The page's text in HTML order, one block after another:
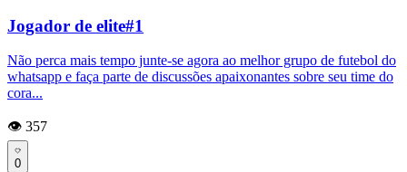
Jogador de elite#1
Não perca mais tempo junte-se agora ao melhor grupo de futebol do
whatsapp e faça parte de discussões apaixonantes sobre seu time do
cora...
👁️ 357
0